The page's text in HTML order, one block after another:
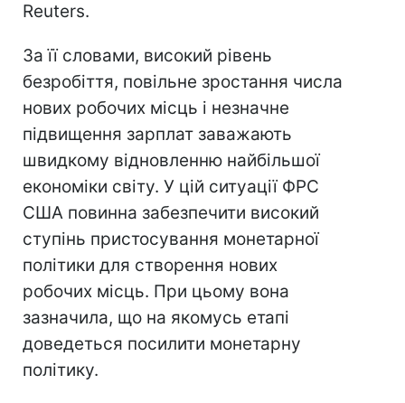
Reuters.
За її словами, високий рівень
безробіття, повільне зростання числа
нових робочих місць і незначне
підвищення зарплат заважають
швидкому відновленню найбільшої
економіки світу. У цій ситуації ФРС
США повинна забезпечити високий
ступінь пристосування монетарної
політики для створення нових
робочих місць. При цьому вона
зазначила, що на якомусь етапі
доведеться посилити монетарну
політику.